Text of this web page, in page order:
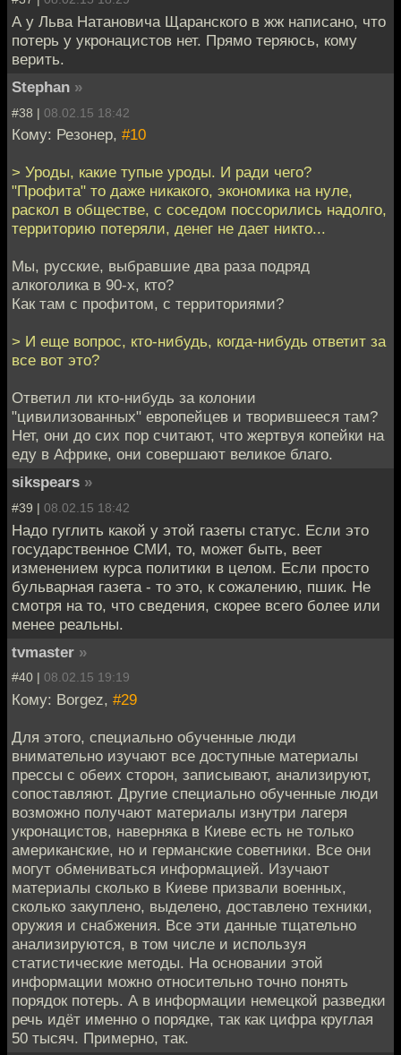
А у Льва Натановича Щаранского в жж написано, что
потерь у укронацистов нет. Прямо теряюсь, кому
верить.
Stephan »
#38 | 08.02.15 18:42
Кому: Резонер, #10
> Уроды, какие тупые уроды. И ради чего?
"Профита" то даже никакого, экономика на нуле,
раскол в обществе, с соседом поссорились надолго,
территорию потеряли, денег не дает никто...
Мы, русские, выбравшие два раза подряд
алкоголика в 90-х, кто?
Как там с профитом, с территориями?
> И еще вопрос, кто-нибудь, когда-нибудь ответит за
все вот это?
Ответил ли кто-нибудь за колонии
"цивилизованных" европейцев и творившееся там?
Нет, они до сих пор считают, что жертвуя копейки на
еду в Африке, они совершают великое благо.
sikspears »
#39 | 08.02.15 18:42
Надо гуглить какой у этой газеты статус. Если это
государственное СМИ, то, может быть, веет
изменением курса политики в целом. Если просто
бульварная газета - то это, к сожалению, пшик. Не
смотря на то, что сведения, скорее всего более или
менее реальны.
tvmaster »
#40 | 08.02.15 19:19
Кому: Borgez, #29
Для этого, специально обученные люди
внимательно изучают все доступные материалы
прессы с обеих сторон, записывают, анализируют,
сопоставляют. Другие специально обученные люди
возможно получают материалы изнутри лагеря
укронацистов, наверняка в Киеве есть не только
американские, но и германские советники. Все они
могут обмениваться информацией. Изучают
материалы сколько в Киеве призвали военных,
сколько закуплено, выделено, доставлено техники,
оружия и снабжения. Все эти данные тщательно
анализируются, в том числе и используя
статистические методы. На основании этой
информации можно относительно точно понять
порядок потерь. А в информации немецкой разведки
речь идёт именно о порядке, так как цифра круглая
50 тысяч. Примерно, так.